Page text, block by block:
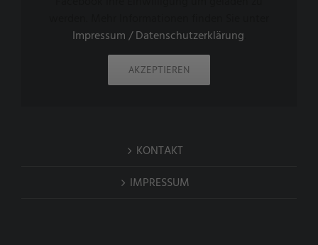
Impressum / Datenschutzerklärung
AKZEPTIEREN
KONTAKT
IMPRESSUM